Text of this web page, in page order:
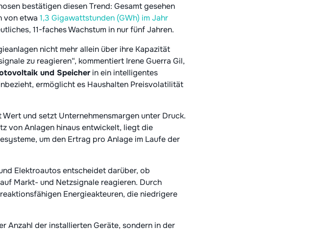
bestätigen diesen Trend: Gesamt gesehen
von etwa 1,3 Gigawattstunden (GWh) im Jahr
11-faches Wachstum in nur fünf Jahren.
nicht mehr allein über ihre Kapazität
zu reagieren“, kommentiert Irene Guerra Gil,
und Speicherin ein intelligentes
ermöglicht es Haushalten Preisvolatilität
und setzt Unternehmensmargen unter Druck.
von Anlagen hinaus entwickelt, liegt die
um den Ertrag pro Anlage im Laufe der
Elektroautos entscheidet darüber, ob
Markt- und Netzsignale reagieren. Durch
Energieakteuren, die niedrigere
Anzahl der installierten Geräte, sondern in der